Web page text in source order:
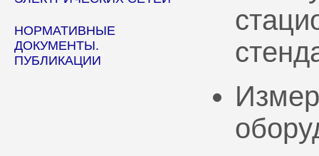
НОРМАТИВНЫЕ
ДОКУМЕНТЫ.
ПУБЛИКАЦИИ